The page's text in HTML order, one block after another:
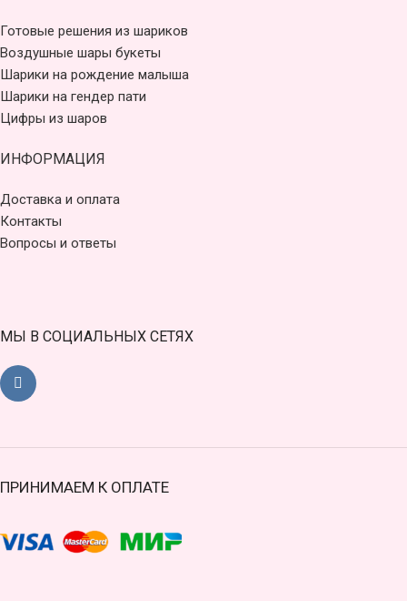
Готовые решения из шариков
Воздушные шары букеты
Шарики на рождение малыша
Шарики на гендер пати
Цифры из шаров
ИНФОРМАЦИЯ
Доставка и оплата
Контакты
Вопросы и ответы
МЫ В СОЦИАЛЬНЫХ СЕТЯХ
ПРИНИМАЕМ К ОПЛАТЕ